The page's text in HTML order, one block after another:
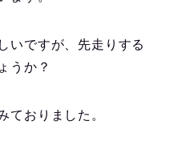
いですが、先走りする
うか？
ておりました。